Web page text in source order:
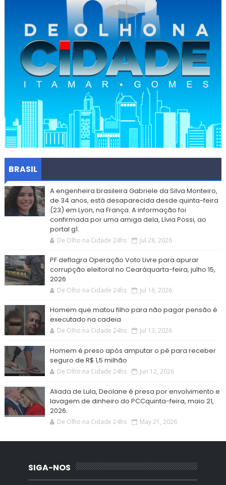
BRASIL
A engenheira brasileira Gabriele da Silva Monteiro,
de 34 anos, está desaparecida desde quinta-feira
(23) em Lyon, na França. A informação foi
confirmada por uma amiga dela, Lívia Possi, ao
portal g1.
De Olho na Cidade 24hs Jul 28, 2026
PF deflagra Operação Voto Livre para apurar
corrupção eleitoral no Cearáquarta-feira, julho 15,
2026
De Olho na Cidade 24hs Jul 16, 2026
Homem que matou filho para não pagar pensão é
executado na cadeia
De Olho na Cidade 24hs Jul 13, 2026
Homem é preso após amputar o pé para receber
seguro de R$ 1,5 milhão
De Olho na Cidade 24hs Jun 12, 2026
Aliada de Lula, Deolane é presa por envolvimento e
lavagem de dinheiro do PCCquinta-feira, maio 21,
2026.
De Olho na Cidade 24hs May 21, 2026
SIGA-NOS